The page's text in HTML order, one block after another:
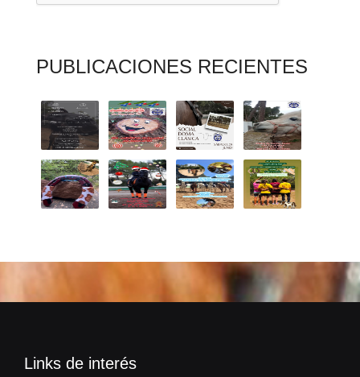
PUBLICACIONES RECIENTES
Links de interés